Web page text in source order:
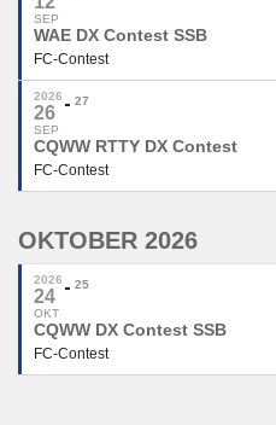
SEP
WAE DX Contest SSB
FC-Contest
2026
26
SEP
27
CQWW RTTY DX Contest
FC-Contest
OKTOBER 2026
2026
24
OKT
25
CQWW DX Contest SSB
FC-Contest